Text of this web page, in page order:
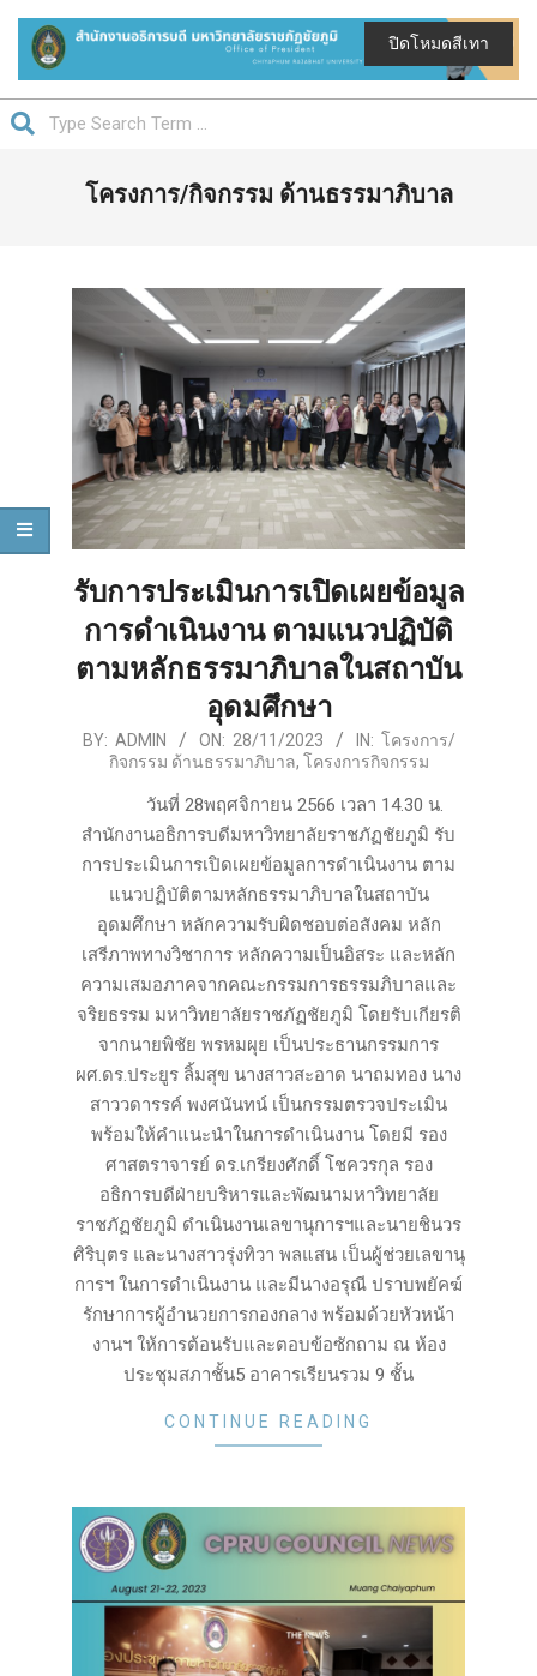
Skip
content
สำนักงาน
อธิการบดี
มหาวิทยาลัย
โครงการ/กิจกรรม ด้านธรรมาภิบาล
รับการประเมินการเปิดเผยข้อมูล
การดำเนินงาน ตามแนวปฏิบัติ
ตามหลักธรรมาภิบาลในสถาบัน
อุดมศึกษา
2023-
BY: ADMIN ON: 28/11/2023 IN: โครงการ/
กิจกรรม ด้านธรรมาภิบาล, โครงการกิจกรรม
วันที่ 28พฤศจิกายน 2566 เวลา 14.30 น.
สำนักงานอธิการบดีมหาวิทยาลัยราชภัฏชัยภูมิ รับ
การประเมินการเปิดเผยข้อมูลการดำเนินงาน ตาม
แนวปฏิบัติตามหลักธรรมาภิบาลในสถาบัน
อุดมศึกษา หลักความรับผิดชอบต่อสังคม หลัก
เสรีภาพทางวิชาการ หลักความเป็นอิสระ และหลัก
ความเสมอภาคจากคณะกรรมการธรรมภิบาลและ
จริยธรรม มหาวิทยาลัยราชภัฏชัยภูมิ โดยรับเกียรติ
จากนายพิชัย พรหมผุย เป็นประธานกรรมการ
ผศ.ดร.ประยูร ลิ้มสุข นางสาวสะอาด นาถมทอง นาง
สาววดารรค์ พงศนันทน์ เป็นกรรมตรวจประเมิน
พร้อมให้คำแนะนำในการดำเนินงาน โดยมี รอง
ศาสตราจารย์ ดร.เกรียงศักดิ์ โชควรกุล รอง
อธิการบดีฝ่ายบริหารและพัฒนามหาวิทยาลัย
ราชภัฏชัยภูมิ ดำเนินงานเลขานุการฯและนายชินวร
ศิริบุตร และนางสาวรุ่งทิวา พลแสน เป็นผู้ช่วยเลขานุ
การฯ ในการดำเนินงาน และมีนางอรุณี ปราบพยัคฆ์
รักษาการผู้อำนวยการกองกลาง พร้อมด้วยหัวหน้า
งานฯ ให้การต้อนรับและตอบข้อซักถาม ณ ห้อง
ประชุมสภาชั้น5 อาคารเรียนรวม 9 ชั้น
CONTINUE READING
ปิดโหมดสีเทา